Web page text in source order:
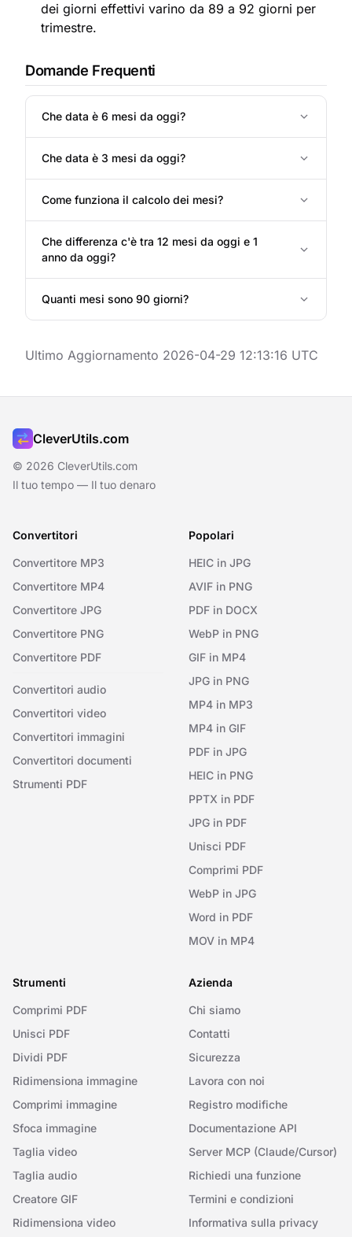
dei giorni effettivi varino da 89 a 92 giorni per
trimestre.
Domande Frequenti
Che data è 6 mesi da oggi?
Che data è 3 mesi da oggi?
Come funziona il calcolo dei mesi?
Che differenza c'è tra 12 mesi da oggi e 1
anno da oggi?
Quanti mesi sono 90 giorni?
Ultimo Aggiornamento 2026-04-29 12:13:16 UTC
CleverUtils.com
© 2026 CleverUtils.com
Il tuo tempo — Il tuo denaro
Convertitori
Convertitore MP3
Convertitore MP4
Convertitore JPG
Convertitore PNG
Convertitore PDF
Convertitori audio
Convertitori video
Convertitori immagini
Convertitori documenti
Strumenti PDF
Popolari
HEIC in JPG
AVIF in PNG
PDF in DOCX
WebP in PNG
GIF in MP4
JPG in PNG
MP4 in MP3
MP4 in GIF
PDF in JPG
HEIC in PNG
PPTX in PDF
JPG in PDF
Unisci PDF
Comprimi PDF
WebP in JPG
Word in PDF
MOV in MP4
Strumenti
Comprimi PDF
Unisci PDF
Dividi PDF
Ridimensiona immagine
Comprimi immagine
Sfoca immagine
Taglia video
Taglia audio
Creatore GIF
Ridimensiona video
Azienda
Chi siamo
Contatti
Sicurezza
Lavora con noi
Registro modifiche
Documentazione API
Server MCP (Claude/Cursor)
Richiedi una funzione
Termini e condizioni
Informativa sulla privacy